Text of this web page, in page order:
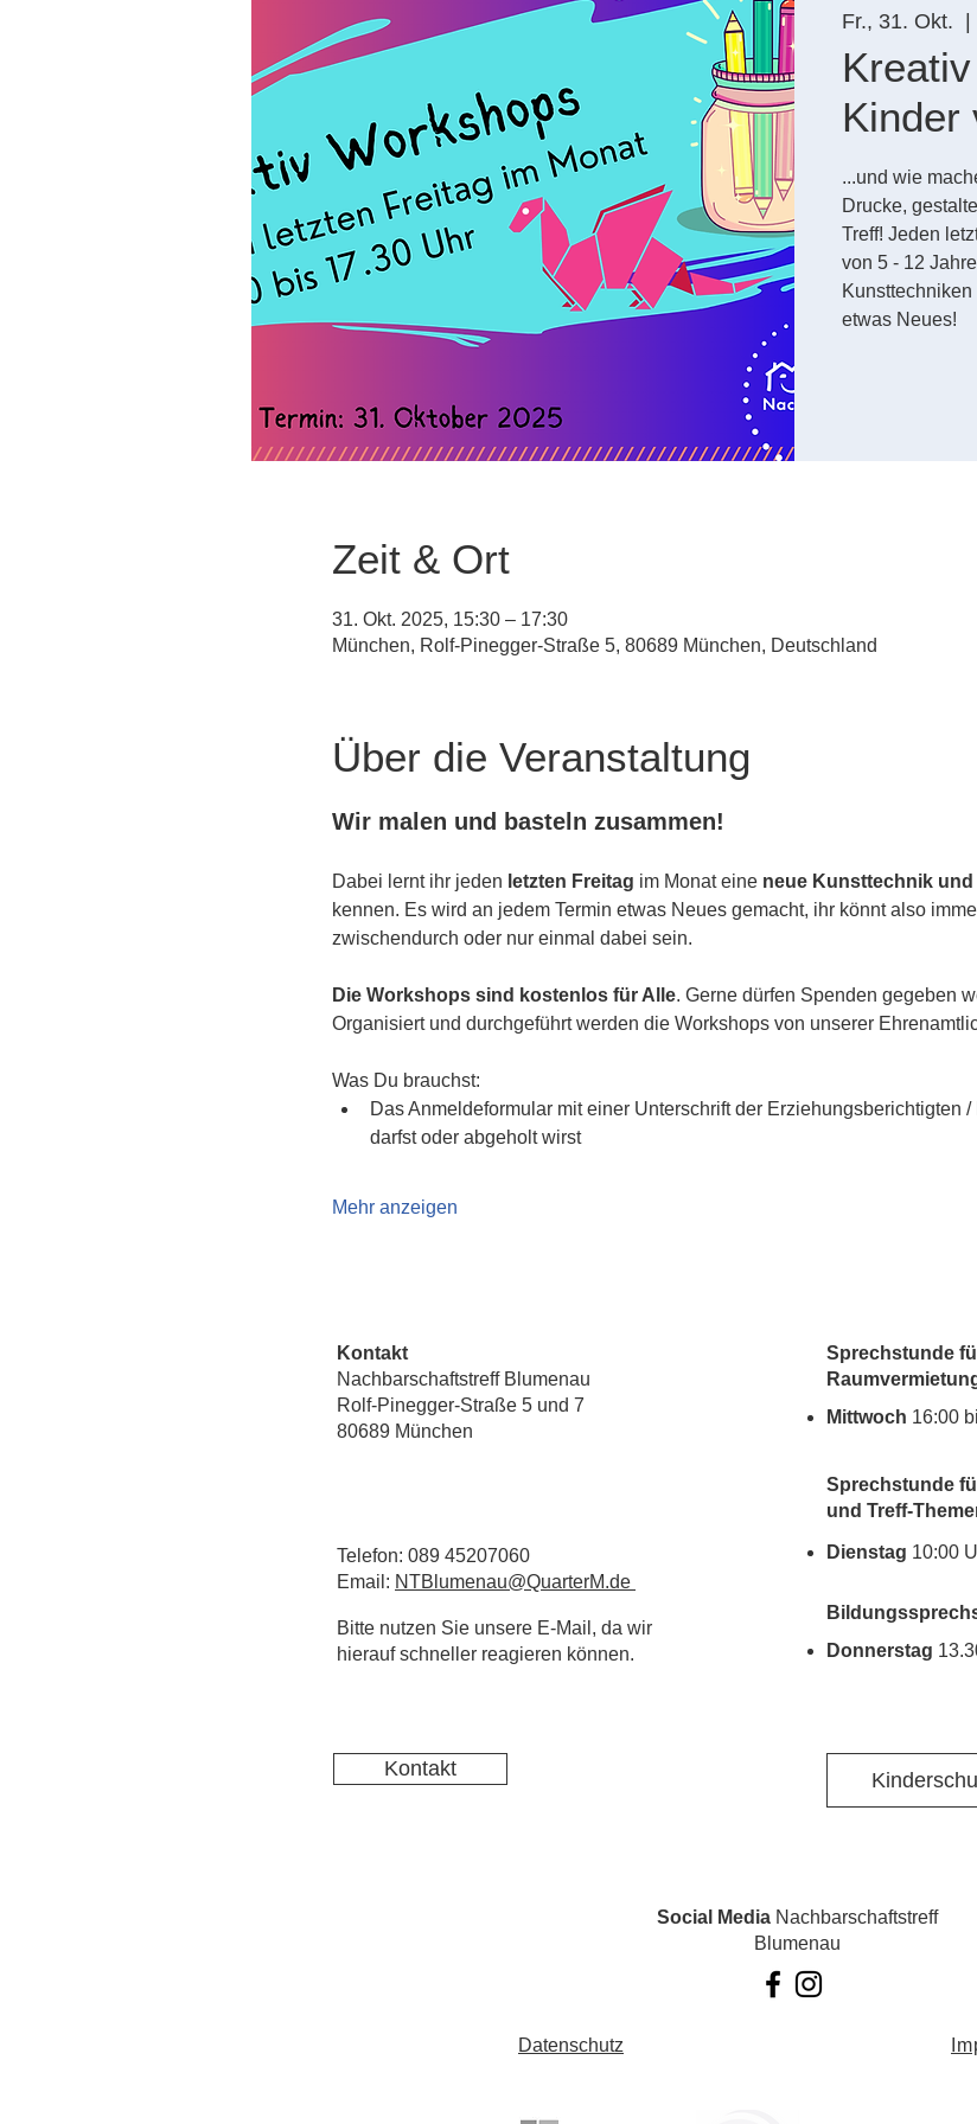
Fr., 31. Okt.
Kinder
...und wie
Drucke,
Treff! Jeden
von 5 - 12
etwas Neues!
Zeit & Ort
31. Okt. 2025, 15:30 – 17:30
München, Rolf-Pinegger-Straße 5, 80689 München, Deutschland
Über die Veranstaltung
Wir malen und basteln zusammen!
Dabei lernt ihr jeden letzten Freitag im Monat eine neue Kunsttechnik
kennen. Es wird an jedem Termin etwas Neues gemacht, ihr könnt also
zwischendurch oder nur einmal dabei sein.
Die Workshops sind kostenlos für Alle. Gerne dürfen Spenden gegeben
Organisiert und durchgeführt werden die Workshops von unserer
Was Du brauchst:
Das Anmeldeformular mit einer Unterschrift der Erziehungsberichtigten
darfst oder abgeholt wirst
Mehr anzeigen
Kontakt
Nachbarschaftstreff Blumenau
Rolf-Pinegger-Straße 5 und 7
80689 München
Telefon: 089 45207060
Email: NTBlumenau@QuarterM.de
Bitte nutzen Sie unsere E-Mail, da wir
hierauf schneller reagieren können.
Kontakt
Sprechstunde
Mittwoch 16:00
Sprechstunde
und Treff-
Dienstag 10:00
Donnerstag
Social MediaNachbarschaftstreff
Blumenau
Datenschutz